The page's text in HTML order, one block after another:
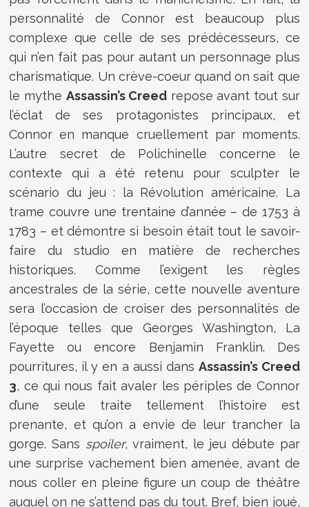
personnalité de Connor est beaucoup plus
complexe que celle de ses prédécesseurs, ce
qui n’en fait pas pour autant un personnage plus
charismatique. Un crève-coeur quand on sait que
le mythe Assassin’s Creed repose avant tout sur
l’éclat de ses protagonistes principaux, et
Connor en manque cruellement par moments.
L’autre secret de Polichinelle concerne le
contexte qui a été retenu pour sculpter le
scénario du jeu : la Révolution américaine. La
trame couvre une trentaine d’année – de 1753 à
1783 – et démontre si besoin était tout le savoir-
faire du studio en matière de recherches
historiques. Comme l’exigent les règles
ancestrales de la série, cette nouvelle aventure
sera l’occasion de croiser des personnalités de
l’époque telles que Georges Washington, La
Fayette ou encore Benjamin Franklin. Des
pourritures, il y en a aussi dans Assassin’s Creed
3, ce qui nous fait avaler les périples de Connor
d’une seule traite tellement l’histoire est
prenante, et qu’on a envie de leur trancher la
gorge. Sans spoiler, vraiment, le jeu débute par
une surprise vachement bien amenée, avant de
nous coller en pleine figure un coup de théâtre
auquel on ne s’attend pas du tout. Bref, bien joué,